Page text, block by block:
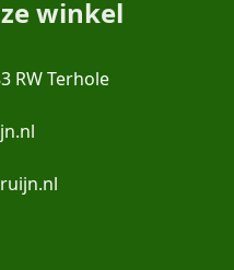
winkel
RW Terhole